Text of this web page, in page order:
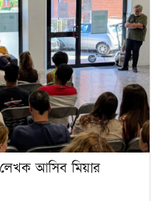
আসিব মিয়ার